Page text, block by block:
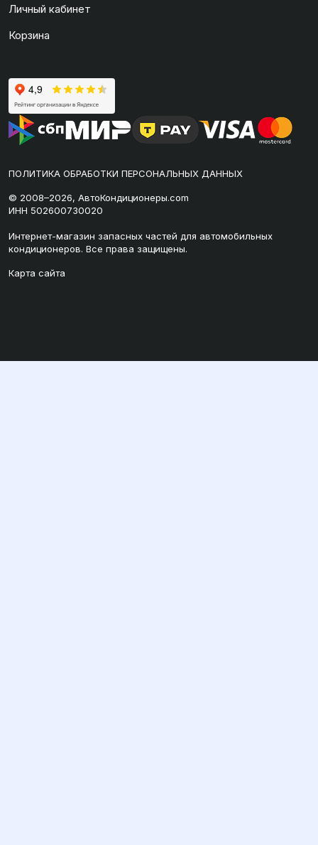
Личный кабинет
Корзина
ПОЛИТИКА ОБРАБОТКИ ПЕРСОНАЛЬНЫХ ДАННЫХ
© 2008–2026, АвтоКондиционеры.com
ИНН 502600730020
Интернет-магазин запасных частей для автомобильных
кондиционеров. Все права защищены.
Карта сайта